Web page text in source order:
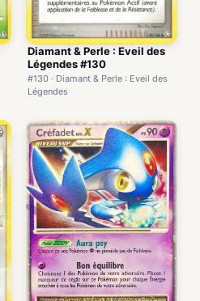
Diamant & Perle : Eveil des
Légendes #130
#130 · Diamant & Perle : Eveil des
Légendes